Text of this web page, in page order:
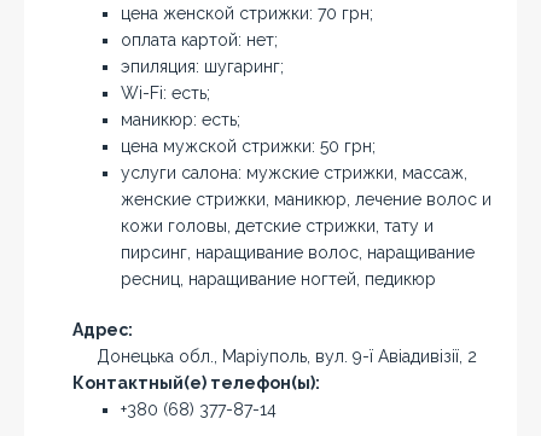
цена женской стрижки: 70 грн;
оплата картой: нет;
эпиляция: шугаринг;
Wi-Fi: есть;
маникюр: есть;
цена мужской стрижки: 50 грн;
услуги салона: мужские стрижки, массаж,
женские стрижки, маникюр, лечение волос и
кожи головы, детские стрижки, тату и
пирсинг, наращивание волос, наращивание
ресниц, наращивание ногтей, педикюр
Адрес:
Донецька обл., Маріуполь, вул. 9-ї Авіадивізії, 2
Контактный(е) телефон(ы):
+380 (68) 377-87-14